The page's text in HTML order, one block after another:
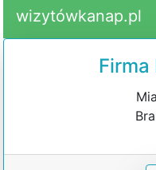
wizytówkanap.pl